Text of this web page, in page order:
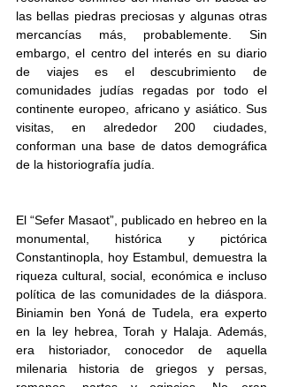
las bellas piedras preciosas y algunas otras
mercancías más, probablemente. Sin
embargo, el centro del interés en su diario
de viajes es el descubrimiento de
comunidades judías regadas por todo el
continente europeo, africano y asiático. Sus
visitas, en alrededor 200 ciudades,
conforman una base de datos demográfica
de la historiografía judía.
El “Sefer Masaot”, publicado en hebreo en la
monumental, histórica y pictórica
Constantinopla, hoy Estambul, demuestra la
riqueza cultural, social, económica e incluso
política de las comunidades de la diáspora.
Biniamin ben Yoná de Tudela, era experto
en la ley hebrea, Torah y Halaja. Además,
era historiador, conocedor de aquella
milenaria historia de griegos y persas,